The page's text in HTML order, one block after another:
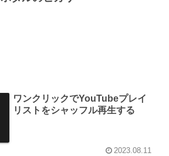
ワンクリックでYouTubeプレイ
リストをシャッフル再生する
2023.08.11